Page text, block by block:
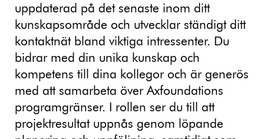
uppdaterad på det senaste inom ditt
kunskapsområde och utvecklar ständigt ditt
kontaktnät bland viktiga intressenter. Du
bidrar med din unika kunskap och
kompetens till dina kollegor och är generös
med att samarbeta över Axfoundations
programgränser. I rollen ser du till att
projektresultat uppnås genom löpande